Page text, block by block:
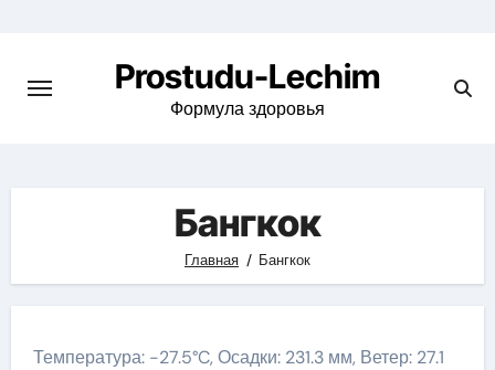
содержимому
Prostudu-Lechim
Формула здоровья
Бангкок
Главная Бангкок
Температура: -27.5°C, Осадки: 231.3 мм, Ветер: 27.1